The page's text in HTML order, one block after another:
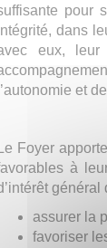
pour
dans
eux, leur
l’autonomie et
Le Foyer
à
assurer la
favoriser